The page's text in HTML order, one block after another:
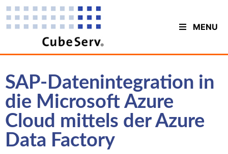
MENU
SAP-Datenintegration in
die Microsoft Azure
Cloud mittels der Azure
Data Factory